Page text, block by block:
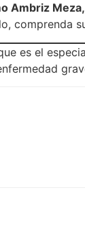
Ambriz Meza,
comprenda
es el